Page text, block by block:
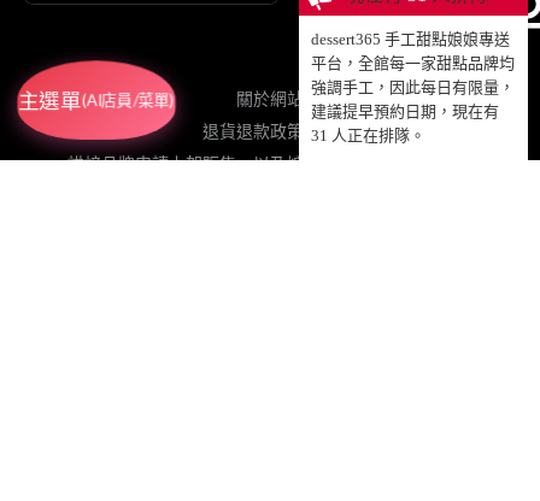
dessert365 手工甜點娘娘專送
平台，全館每一家甜點品牌均
強調手工，因此每日有限量，
建議提早預約日期，現在有
31 人正在排隊。
關於網站
退貨退款政策契約
烘焙品牌申請上架販售，以及娘娘專送、動蛋糕授權等
主選單(AI店員/菜單)